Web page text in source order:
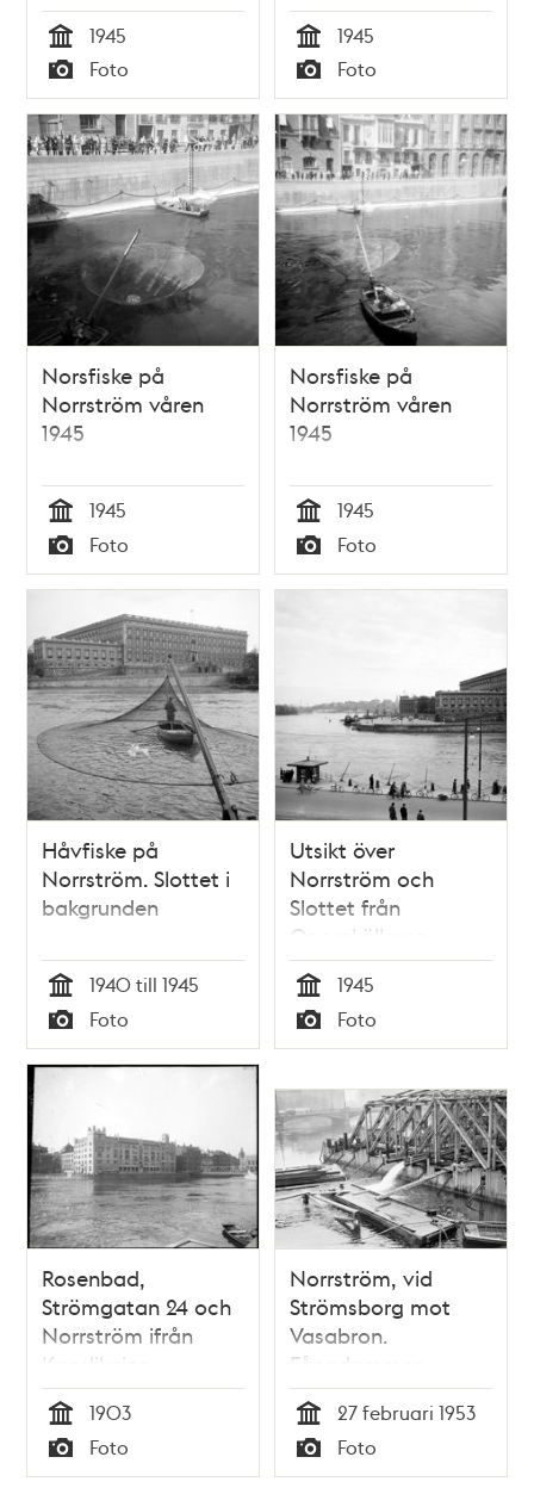
Tid
1945
Typ
Foto Tid
1945
Typ
Foto
Norsfiske på
Norrström våren
1945
Tid
1945
Typ
Foto
Norsfiske på
Norrström våren
1945
Tid
1945
Typ
Foto
Håvfiske på
Norrström. Slottet i
bakgrunden
Tid
1940 till 1945
Typ
Foto
Utsikt över
Norrström och
Slottet från
Operakällaren
Tid
1945
Typ
Foto
Rosenbad,
Strömgatan 24 och
Norrström ifrån
Kanslikajen
Tid
1903
Typ
Foto
Norrström, vid
Strömsborg mot
Vasabron.
Fångdammen
länspumpas
Tid
27 februari 1953
Typ
Foto